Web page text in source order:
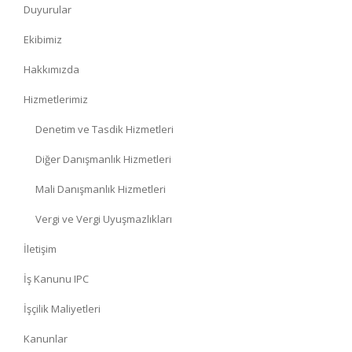
Duyurular
Ekibimiz
Hakkımızda
Hizmetlerimiz
Denetim ve Tasdik Hizmetleri
Diğer Danışmanlık Hizmetleri
Mali Danışmanlık Hizmetleri
Vergi ve Vergi Uyuşmazlıkları
İletişim
İş Kanunu IPC
İşçilik Maliyetleri
Kanunlar